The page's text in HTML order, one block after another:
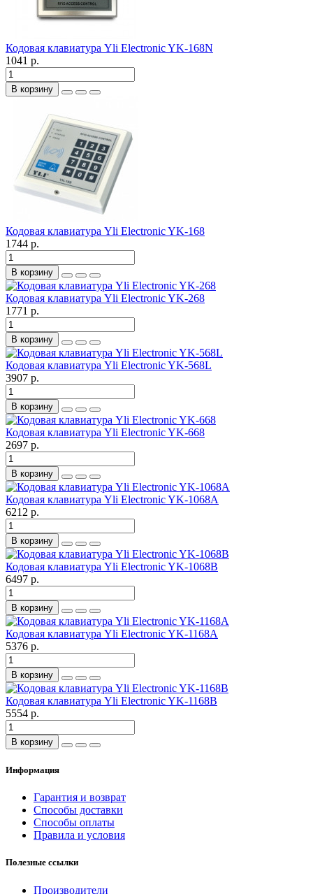
Кодовая клавиатура Yli Electronic YK-168N
1041 р.
В корзину
Кодовая клавиатура Yli Electronic YK-168
1744 р.
В корзину
Кодовая клавиатура Yli Electronic YK-268
1771 р.
В корзину
Кодовая клавиатура Yli Electronic YK-568L
3907 р.
В корзину
Кодовая клавиатура Yli Electronic YK-668
2697 р.
В корзину
Кодовая клавиатура Yli Electronic YK-1068A
6212 р.
В корзину
Кодовая клавиатура Yli Electronic YK-1068B
6497 р.
В корзину
Кодовая клавиатура Yli Electronic YK-1168A
5376 р.
В корзину
Кодовая клавиатура Yli Electronic YK-1168B
5554 р.
В корзину
Информация
Гарантия и возврат
Способы доставки
Способы оплаты
Правила и условия
Полезные ссылки
Производители